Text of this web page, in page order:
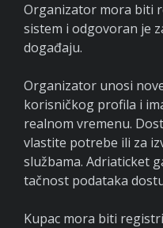
Organizator mora biti
sistem i odgovoran je
događaju.
Organizator unosi
korisničkog profila i
realnom vremenu.
vlastite potrebe ili za
službama. Adriaticket
tačnost podataka
Kupac mora biti